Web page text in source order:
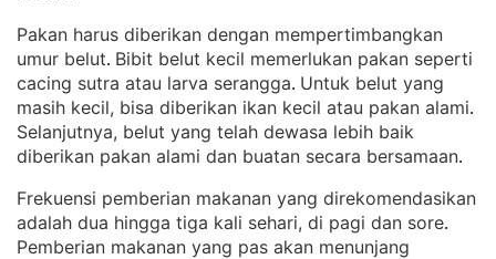
Pakan harus diberikan dengan mempertimbangkan
umur belut. Bibit belut kecil memerlukan pakan seperti
cacing sutra atau larva serangga. Untuk belut yang
masih kecil, bisa diberikan ikan kecil atau pakan alami
Selanjutnya, belut yang telah dewasa lebih baik
diberikan pakan alami dan buatan secara bersamaan.
Frekuensi pemberian makanan yang direkomendasikan
adalah dua hingga tiga kali sehari, di pagi dan sore
Pemberian makanan yang pas akan menunjang